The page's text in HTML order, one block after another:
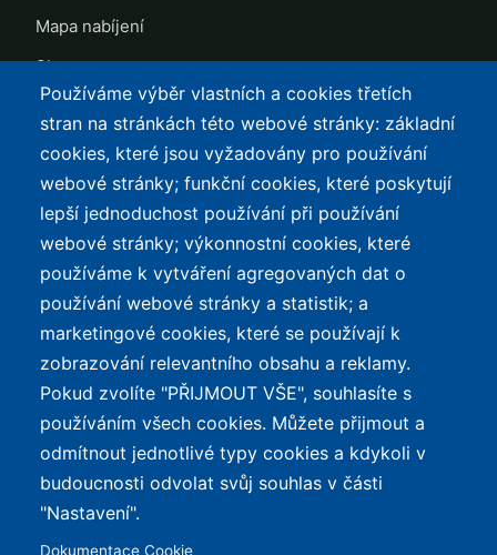
Mapa nabíjení
Slevy
TOP LISTY Z DAT
Přehled top listů
Nejlehčí elektrokola
Největší dojezd
Nejlevnější s Bosch CX
Největší poklesy cen
Nejlepší poměr
cena/výkon
SERVIS
Kontakt
Podmínky užívání a
ochrana osobních údajů
e-Biker Point
Mapa stránek
O WEBU
Průvodce světem
elektrokol — recenze,
Používáme výběr vlastních a cookies třetích
stran na stránkách této webové stránky: základní
cookies, které jsou vyžadovány pro používání
webové stránky; funkční cookies, které poskytují
lepší jednoduchost používání při používání
webové stránky; výkonnostní cookies, které
používáme k vytváření agregovaných dat o
používání webové stránky a statistik; a
marketingové cookies, které se používají k
zobrazování relevantního obsahu a reklamy.
Pokud zvolíte "PŘIJMOUT VŠE", souhlasíte s
používáním všech cookies. Můžete přijmout a
odmítnout jednotlivé typy cookies a kdykoli v
budoucnosti odvolat svůj souhlas v části
"Nastavení".
Dokumentace Cookie
REKLAMA